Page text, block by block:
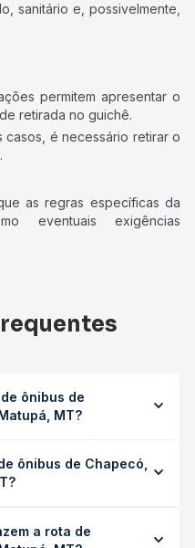
sanitário e, possivelmente,
permitem apresentar o
retirada no guichê.
casos, é necessário retirar o
as regras específicas da
eventuais exigências
ônibus de
MT?
podendo variar conforme
executivo ou
ônibus de Chapecó,
média R$ 1.408,69 e
a rota de